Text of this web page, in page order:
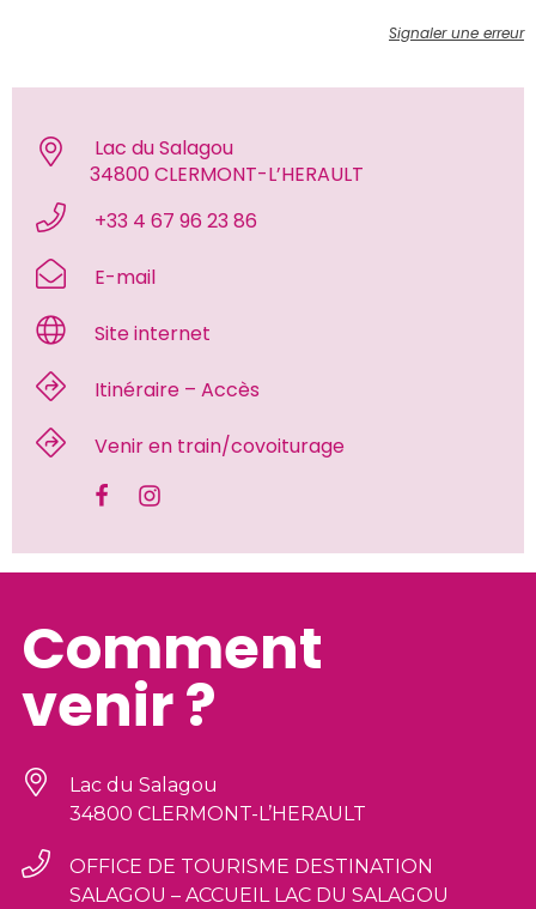
Signaler une erreur
Lac du Salagou
34800 CLERMONT-L’HERAULT
+33 4 67 96 23 86
E-mail
Site internet
Itinéraire – Accès
Venir en train/covoiturage
Comment
venir ?
Lac du Salagou
34800 CLERMONT-L’HERAULT
OFFICE DE TOURISME DESTINATION
SALAGOU – ACCUEIL LAC DU SALAGOU